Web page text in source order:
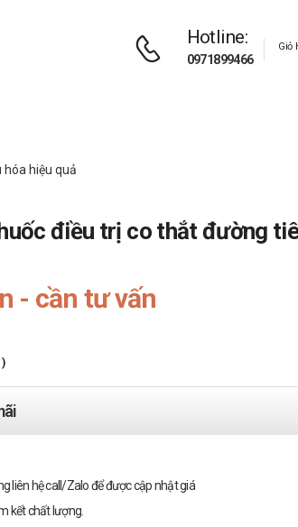
Hotline:
0971899466
Giỏ
hiệu quả
điều trị co thắt đường
- cần tư vấn
liên hệ call/Zalo để được cập nhật giá
kết chất lượng.